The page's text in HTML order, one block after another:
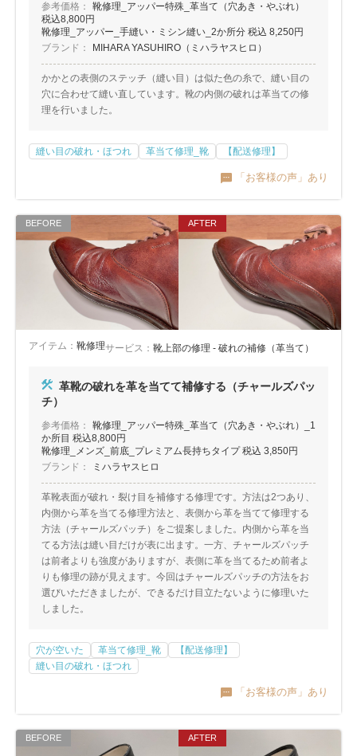
参考価格：
靴修理_アッパー特殊_革当て（穴あき・やぶれ）
税込8,800円
靴修理_アッパー_手縫い・ミシン縫い_2か所分 税込 8,250円
ブランド：
MIHARA YASUHIRO（ミハラヤスヒロ）
かかとの表側のステッチ（縫い目）は似た色の糸で、縫い目の
穴に合わせて縫い直しています。靴の内側の破れは革当ての修
理を行いました。
縫い目の破れ・ほつれ 革当て修理_靴 【配送修理】
「お客様の声」あり
アイテム： 靴修理サービス： 靴上部の修理 - 破れの補修（革当て）
革靴の破れを革を当てて補修する（チャールズパッ
チ）
参考価格：
靴修理_アッパー特殊_革当て（穴あき・やぶれ）_1
か所目 税込8,800円
靴修理_メンズ_前底_プレミアム長持ちタイプ 税込 3,850円
ブランド：
ミハラヤスヒロ
革靴表面が破れ・裂け目を補修する修理です。方法は2つあり、
内側から革を当てる修理方法と、表側から革を当てて修理する
方法（チャールズパッチ）をご提案しました。内側から革を当
てる方法は縫い目だけが表に出ます。一方、チャールズパッチ
は前者よりも強度がありますが、表側に革を当てるため前者よ
りも修理の跡が見えます。今回はチャールズパッチの方法をお
選びいただきましたが、できるだけ目立たないように修理いた
しました。
穴が空いた 革当て修理_靴
【配送修理】
縫い目の破れ・ほつれ
「お客様の声」あり